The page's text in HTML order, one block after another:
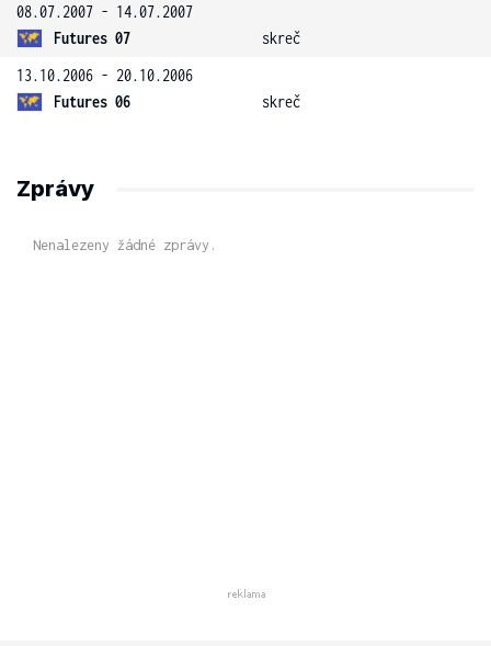
08.07.2007 - 14.07.2007
Futures 07
skreč
13.10.2006 - 20.10.2006
Futures 06
skreč
Zprávy
Nenalezeny žádné zprávy.